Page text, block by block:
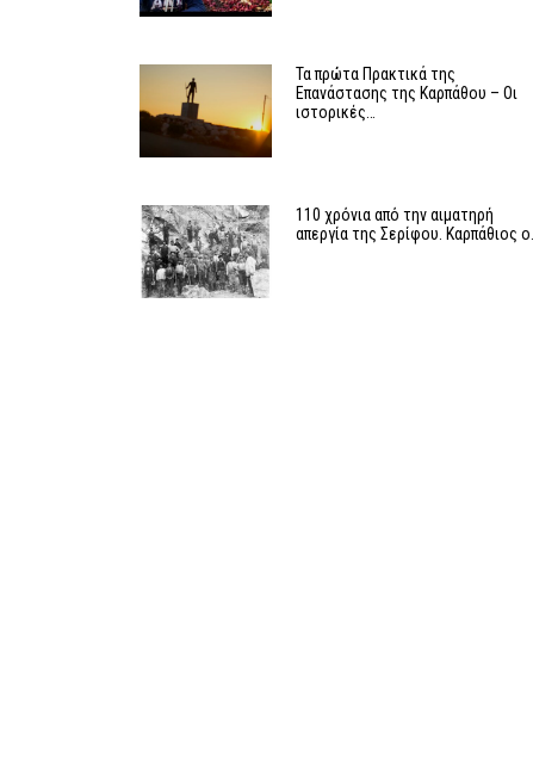
Τα πρώτα Πρακτικά της
Επανάστασης της Καρπάθου – Οι
ιστορικές…
110 χρόνια από την αιματηρή
απεργία της Σερίφου. Καρπάθιος ο…